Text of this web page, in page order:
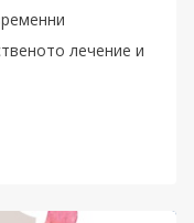
лечение и